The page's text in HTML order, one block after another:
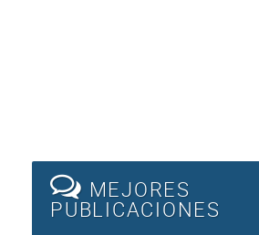
MEJORES
PUBLICACIONES